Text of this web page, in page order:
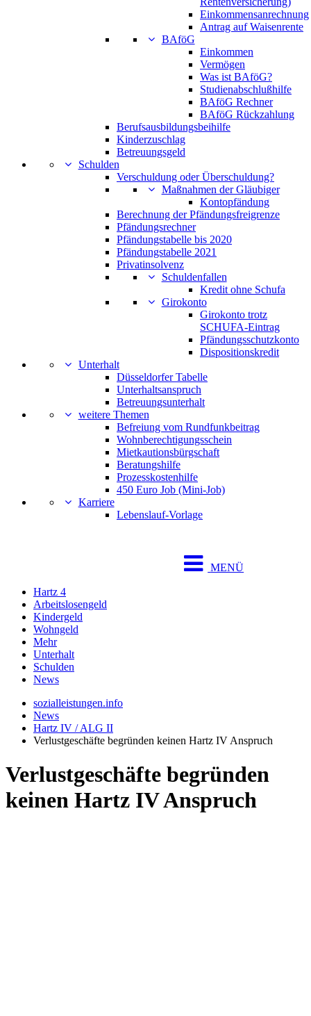
Einkommensanrechnung
Antrag auf Waisenrente
BAföG
Einkommen
Vermögen
Was ist BAföG?
Studienabschlußhilfe
BAföG Rechner
BAföG Rückzahlung
Berufsausbildungsbeihilfe
Kinderzuschlag
Betreuungsgeld
Schulden
Verschuldung oder Überschuldung?
Maßnahmen der Gläubiger
Kontopfändung
Berechnung der Pfändungsfreigrenze
Pfändungsrechner
Pfändungstabelle bis 2020
Pfändungstabelle 2021
Privatinsolvenz
Schuldenfallen
Kredit ohne Schufa
Girokonto
Girokonto trotz
SCHUFA-Eintrag
Pfändungsschutzkonto
Dispositionskredit
Unterhalt
Düsseldorfer Tabelle
Unterhaltsanspruch
Betreuungsunterhalt
weitere Themen
Befreiung vom Rundfunkbeitrag
Wohnberechtigungsschein
Mietkautionsbürgschaft
Beratungshilfe
Prozesskostenhilfe
450 Euro Job (Mini-Job)
Karriere
Lebenslauf-Vorlage
MENÜ
Hartz 4
Arbeitslosengeld
Kindergeld
Wohngeld
Mehr
Unterhalt
Schulden
News
sozialleistungen.info
News
Hartz IV / ALG II
Verlustgeschäfte begründen keinen Hartz IV Anspruch
Verlustgeschäfte begründen
keinen Hartz IV Anspruch